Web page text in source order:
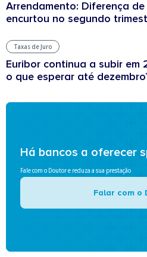
Arrendamento: Diferença
encurtou no segundo
Taxas de Juro
Euribor continua a subir
o que esperar até
Há bancos a oferecer
Fale com o Doutor e reduza a sua prestação
Falar com o